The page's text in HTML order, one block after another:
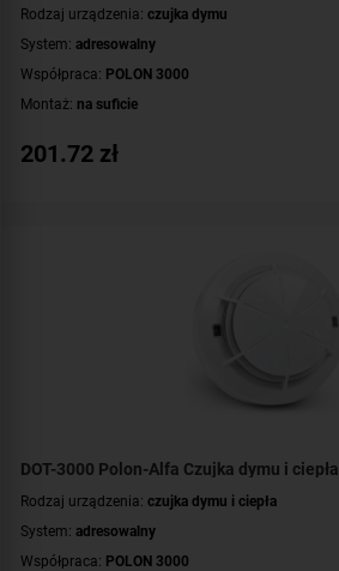
Rodzaj urządzenia: czujka dymu
System: adresowalny
Współpraca: POLON 3000
Montaż: na suficie
201.72 zł
DOT-3000 Polon-Alfa Czujka dymu i ciepła
Rodzaj urządzenia: czujka dymu i ciepła
System: adresowalny
Współpraca: POLON 3000